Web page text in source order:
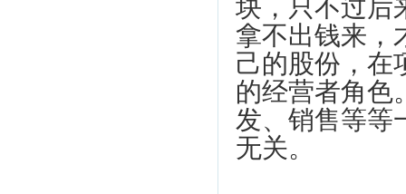
块，只不过后
拿不出钱来，
己的股份，在
的经营者角色
发、销售等等
无关。